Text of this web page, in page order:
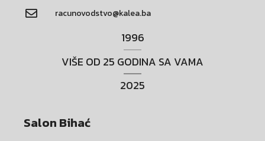
racunovodstvo@kalea.ba
1996
VIŠE OD 25 GODINA SA VAMA
2025
Salon Bihać